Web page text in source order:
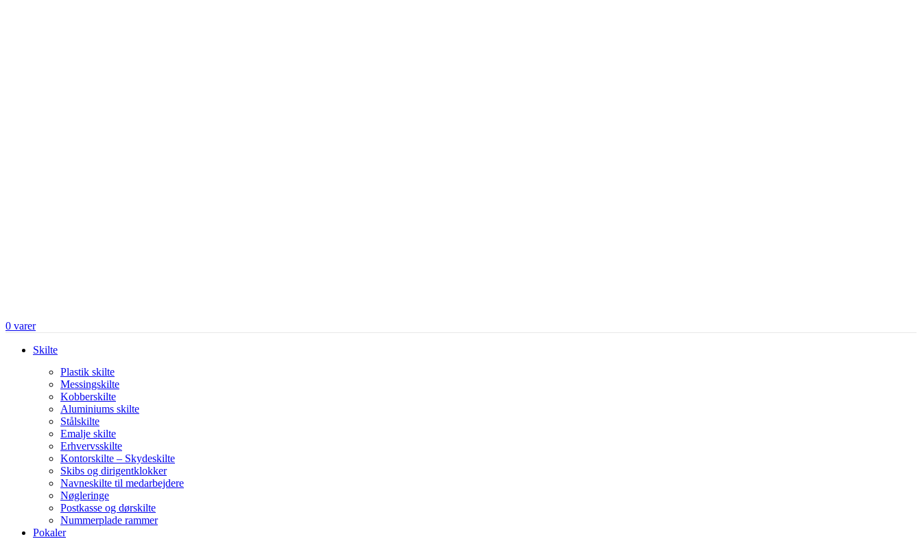
0 varer
Skilte
Plastik skilte
Messingskilte
Kobberskilte
Aluminiums skilte
Stålskilte
Emalje skilte
Erhvervsskilte
Kontorskilte – Skydeskilte
Skibs og dirigentklokker
Navneskilte til medarbejdere
Nøgleringe
Postkasse og dørskilte
Nummerplade rammer
Pokaler